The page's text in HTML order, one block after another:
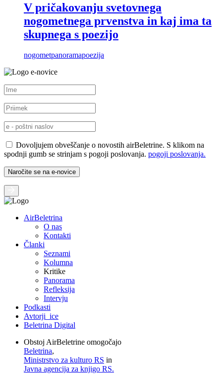
V pričakovanju svetovnega
nogometnega prvenstva in kaj ima ta
skupnega s poezijo
nogometpanoramapoezija
e-novice
Dovoljujem obveščanje o novostih airBeletrine. S klikom na
spodnji gumb se strinjam s pogoji poslovanja. pogoji poslovanja.
AirBeletrina
O nas
Kontakti
Članki
Seznami
Kolumna
Kritike
Panorama
Refleksija
Intervju
Podkasti
Avtorji_ice
Beletrina Digital
Obstoj AirBeletrine omogočajo
Beletrina,
Ministrstvo za kulturo RS in
Javna agencija za knjigo RS.